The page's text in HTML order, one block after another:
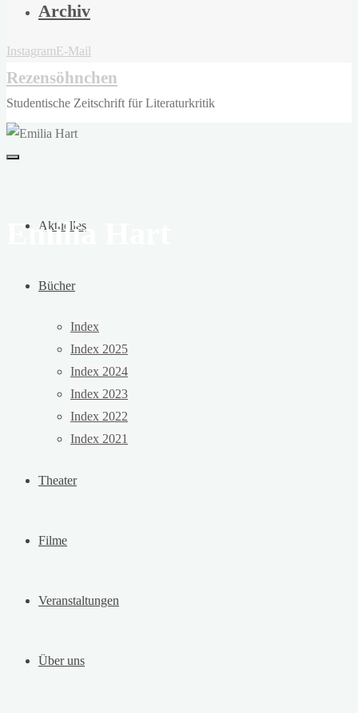
Archiv
InstagramE-Mail
Rezensöhnchen
Studentische Zeitschrift für Literaturkritik
Aktuelles
Bücher
Index
Index 2025
Index 2024
Index 2023
Index 2022
Index 2021
Theater
Filme
Veranstaltungen
Über uns
Emilia Hart